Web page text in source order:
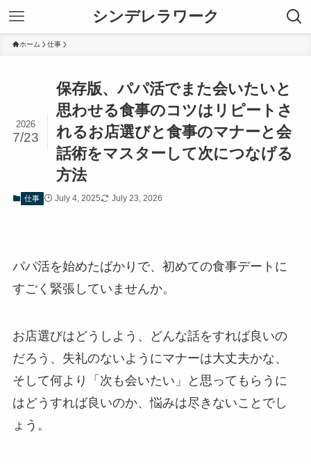
シンデレラワーク
ホーム 仕事
保存版、パパ活でまた会いたいと
思わせる食事のコツはリピートさ
れるお店選びと食事のマナーと会
話術をマスターして次につなげる
方法
2026
7/23
仕事 July 4, 2025 July 23, 2026
パパ活を始めたばかりで、初めての食事デートに
すごく緊張していませんか。
お店選びはどうしよう、どんな話をすれば良いの
だろう、失礼のないようにマナーは大丈夫かな、
そして何より「次も会いたい」と思ってもらうに
はどうすれば良いのか、悩みは尽きないことでし
ょう。